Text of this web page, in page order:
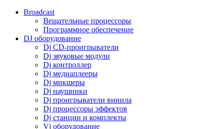
Broadcast
Вещательные процессоры
Программное обеспечение
DJ оборудование
Dj CD-проигрыватели
Dj звуковые модули
Dj контроллер
Dj медиаплееры
Dj микшеры
Dj наушники
Dj проигрыватели винила
Dj процессоры эффектов
Dj станции и комплекты
Vj оборудование